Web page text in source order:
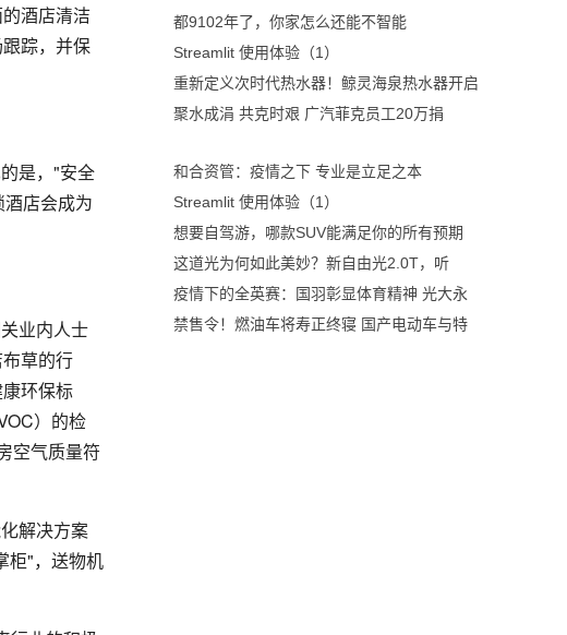
酒店清洁
踪，并保
是，"安全
店会成为
业内人士
草的行
环保标
）的检
空气质量符
解决方案
柜"，送物机
都9102年了，你家怎么还能不智能
Streamlit 使用体验（1）
重新定义次时代热水器！鲸灵海泉热水器开启
聚水成涓 共克时艰 广汽菲克员工20万捐
和合资管：疫情之下 专业是立足之本
Streamlit 使用体验（1）
想要自驾游，哪款SUV能满足你的所有预期
这道光为何如此美妙？新自由光2.0T，听
疫情下的全英赛：国羽彰显体育精神 光大永
禁售令！燃油车将寿正终寝 国产电动车与特